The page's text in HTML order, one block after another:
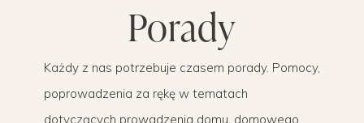
porady
Każdy z nas potrzebuje czasem porady. Pomocy,
poprowadzenia za rękę w tematach
dotyczących prowadzenia domu, domowego